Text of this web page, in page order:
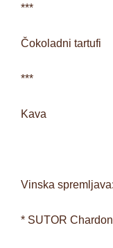
***
Čokoladni tartufi
***
Kava
Vinska spremljava:
* SUTOR